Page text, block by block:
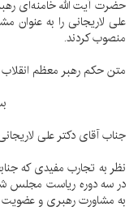
حضرت آیت الله خامنه‌ای
علی لاریجانی را به
منصوب کردند.
متن حکم رهبر معظم
جناب آقای دکتر علی
نظر به تجارب مفیدی که
در سه دوره ریاست مجلس
به مشاورت رهبری و